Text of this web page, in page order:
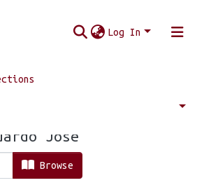
Log In
"Marquina
Jose"
Browse